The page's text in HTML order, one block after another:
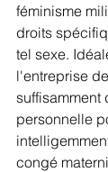
féminisme
droits
tel sexe.
l'entreprise
suffisamment
personnelle
congé